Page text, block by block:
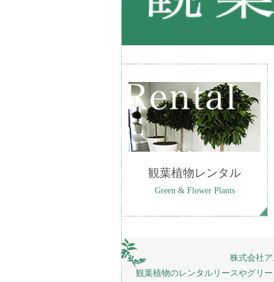
観葉植物レンタル
Green & Flower Plants
株式会社
観葉植物のレンタルリースやグリ